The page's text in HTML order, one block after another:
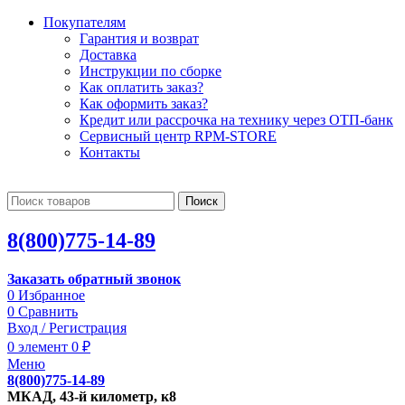
Покупателям
Гарантия и возврат
Доставка
Инструкции по сборке
Как оплатить заказ?
Как оформить заказ?
Кредит или рассрочка на технику через ОТП-банк
Сервисный центр RPM-STORE
Контакты
Поиск
8(800)775-14-89
Заказать обратный звонок
0 Избранное
0 Сравнить
Вход / Регистрация
0 элемент 0 ₽
Меню
8(800)775-14-89
МКАД, 43-й километр, к8